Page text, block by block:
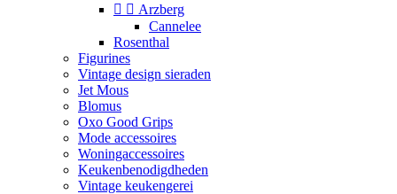
  Arzberg
Cannelee
Rosenthal
Figurines
Vintage design sieraden
Jet Mous
Blomus
Oxo Good Grips
Mode accessoires
Woningaccessoires
Keukenbenodigdheden
Vintage keukengerei